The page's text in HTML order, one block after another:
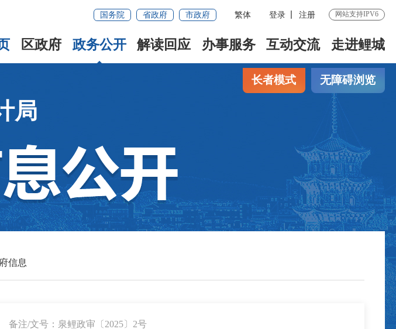
国务院 省政府 市政府 繁体 登录 注册 网站支持IPV6
区政府 政务公开 解读回应 办事服务 互动交流 走进鲤城
长者模式 无障碍浏览
局
信息
备注/文号：泉鲤政审〔2025〕2号